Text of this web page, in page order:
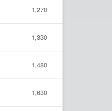
1,270
1,330
1,480
1,630